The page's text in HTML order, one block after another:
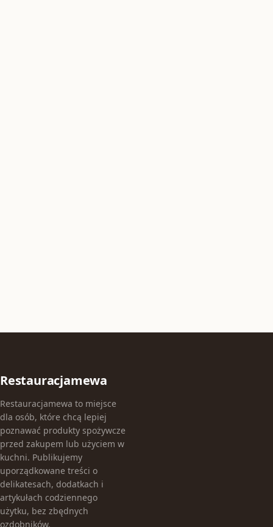
Restauracjamewa
Restauracjamewa to miejsce
dla osób, które chcą lepiej
poznawać produkty spożywcze
przed zakupem lub użyciem w
kuchni. Publikujemy
uporządkowane treści o
delikatesach, dodatkach i
artykułach codziennego
użytku, bez zbędnych
ozdobników.